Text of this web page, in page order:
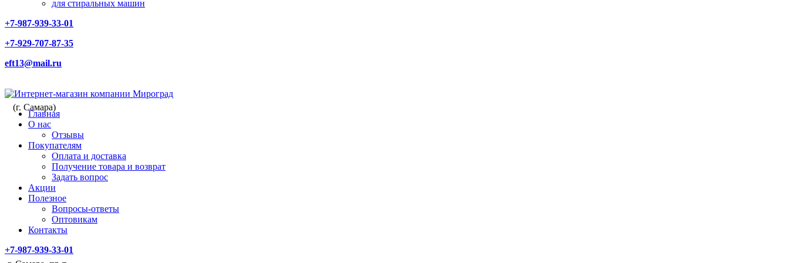
для стиральных машин
+7-987-939-33-01
+7-929-707-87-35
eft13@mail.ru
(г. Самара)
Главная
О нас
Отзывы
Покупателям
Оплата и доставка
Получение товара и возврат
Задать вопрос
Акции
Полезное
Вопросы-ответы
Оптовикам
Контакты
+7-987-939-33-01